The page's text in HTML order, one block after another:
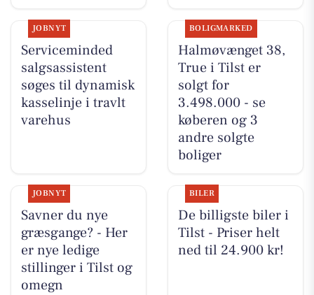
JOBNYT
Serviceminded
salgsassistent
søges til dynamisk
kasselinje i travlt
varehus
BOLIGMARKED
Halmøvænget 38,
True i Tilst er
solgt for
3.498.000 - se
køberen og 3
andre solgte
boliger
JOBNYT
Savner du nye
græsgange? - Her
er nye ledige
stillinger i Tilst og
omegn
BILER
De billigste biler i
Tilst - Priser helt
ned til 24.900 kr!